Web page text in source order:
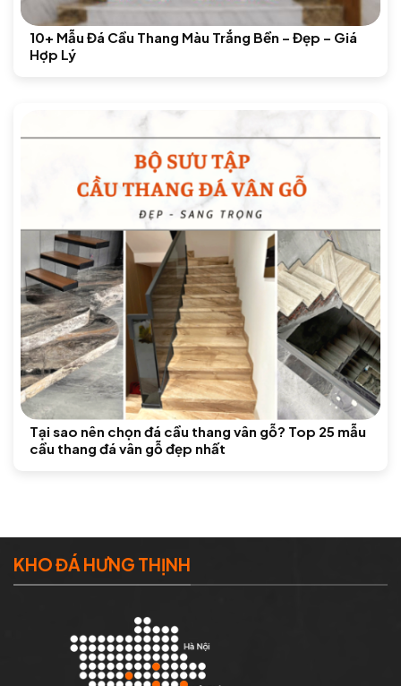
10+ Mẫu Đá Cầu Thang Màu Trắng Bền – Đẹp – Giá
Hợp Lý
Tại sao nên chọn đá cầu thang vân gỗ? Top 25 mẫu
cầu thang đá vân gỗ đẹp nhất
KHO ĐÁ HƯNG THỊNH